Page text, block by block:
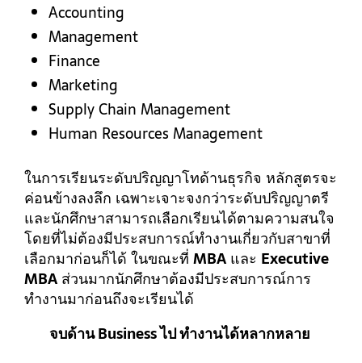
Accounting
Management
Finance
Marketing
Supply Chain Management
Human Resources Management
ในการเรียนระดับปริญญาโทด้านธุรกิจ หลักสูตรจะ
ค่อนข้างลงลึก เฉพาะเจาะจงกว่าระดับปริญญาตรี
และนักศึกษาสามารถเลือกเรียนได้ตามความสนใจ
โดยที่ไม่ต้องมีประสบการณ์ทำงานเกี่ยวกับสาขาที่
เลือกมาก่อนก็ได้ ในขณะที่ MBA และ Executive
MBA ส่วนมากนักศึกษาต้องมีประสบการณ์การ
ทำงานมาก่อนถึงจะเรียนได้
จบด้าน Business ไป ทำงานได้หลากหลาย